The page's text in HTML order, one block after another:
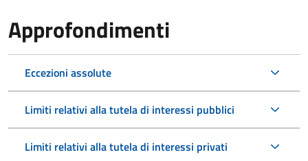
Approfondimenti
Eccezioni assolute
Limiti relativi alla tutela di interessi pubblici
Limiti relativi alla tutela di interessi privati